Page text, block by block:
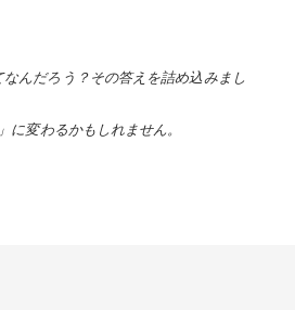
んだろう？その答えを詰め込みまし
変わるかもしれません。